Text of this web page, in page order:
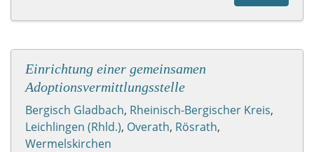
Einrichtung einer gemeinsamen
Adoptionsvermittlungsstelle
Bergisch Gladbach, Rheinisch-Bergischer Kreis,
Leichlingen (Rhld.), Overath, Rösrath,
Wermelskirchen